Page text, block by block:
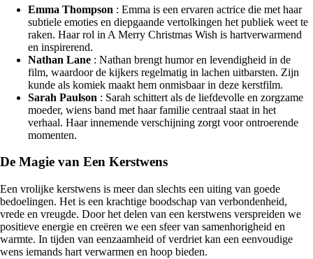
Emma Thompson : Emma is een ervaren actrice die met haar
subtiele emoties en diepgaande vertolkingen het publiek weet te
raken. Haar rol in A Merry Christmas Wish is hartverwarmend
en inspirerend.
Nathan Lane : Nathan brengt humor en levendigheid in de
film, waardoor de kijkers regelmatig in lachen uitbarsten. Zijn
kunde als komiek maakt hem onmisbaar in deze kerstfilm.
Sarah Paulson : Sarah schittert als de liefdevolle en zorgzame
moeder, wiens band met haar familie centraal staat in het
verhaal. Haar innemende verschijning zorgt voor ontroerende
momenten.
De Magie van Een Kerstwens
Een vrolijke kerstwens is meer dan slechts een uiting van goede
bedoelingen. Het is een krachtige boodschap van verbondenheid,
vrede en vreugde. Door het delen van een kerstwens verspreiden we
positieve energie en creëren we een sfeer van samenhorigheid en
warmte. In tijden van eenzaamheid of verdriet kan een eenvoudige
wens iemands hart verwarmen en hoop bieden.